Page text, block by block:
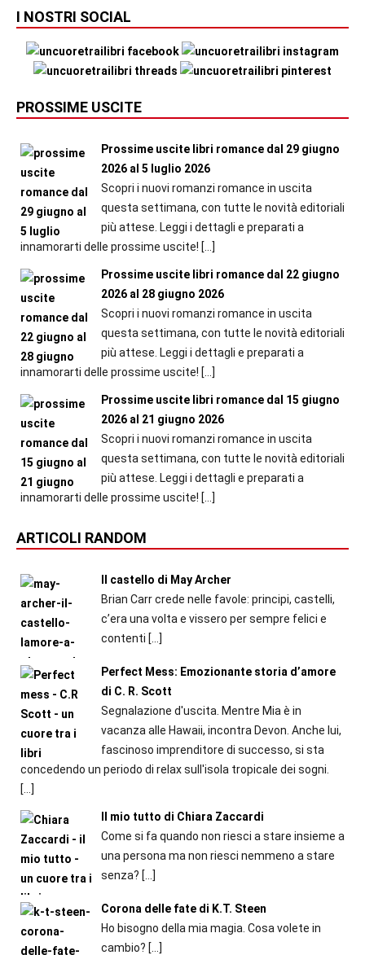
I NOSTRI SOCIAL
PROSSIME USCITE
Prossime uscite libri romance dal 29 giugno
2026 al 5 luglio 2026
Scopri i nuovi romanzi romance in uscita
questa settimana, con tutte le novità editoriali
più attese. Leggi i dettagli e preparati a
innamorarti delle prossime uscite! […]
Prossime uscite libri romance dal 22 giugno
2026 al 28 giugno 2026
Scopri i nuovi romanzi romance in uscita
questa settimana, con tutte le novità editoriali
più attese. Leggi i dettagli e preparati a
innamorarti delle prossime uscite! […]
Prossime uscite libri romance dal 15 giugno
2026 al 21 giugno 2026
Scopri i nuovi romanzi romance in uscita
questa settimana, con tutte le novità editoriali
più attese. Leggi i dettagli e preparati a
innamorarti delle prossime uscite! […]
ARTICOLI RANDOM
Il castello di May Archer
Brian Carr crede nelle favole: principi, castelli,
c’era una volta e vissero per sempre felici e
contenti […]
Perfect Mess: Emozionante storia d’amore
di C. R. Scott
Segnalazione d'uscita. Mentre Mia è in
vacanza alle Hawaii, incontra Devon. Anche lui,
fascinoso imprenditore di successo, si sta
concedendo un periodo di relax sull'isola tropicale dei sogni.
[…]
Il mio tutto di Chiara Zaccardi
Come si fa quando non riesci a stare insieme a
una persona ma non riesci nemmeno a stare
senza? […]
Corona delle fate di K.T. Steen
Ho bisogno della mia magia. Cosa volete in
cambio? […]